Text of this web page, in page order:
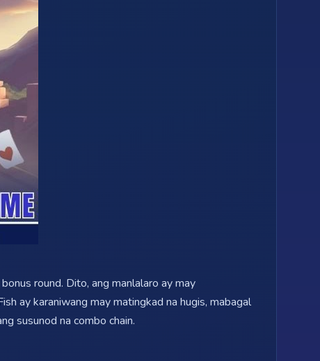
round. Dito, ang manlalaro ay may
ay karaniwang may matingkad na hugis, mabagal
susunod na combo chain.